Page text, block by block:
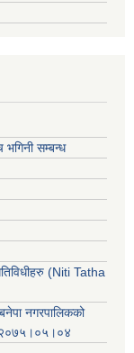
भगिनी सम्बन्ध
(Niti Tatha
नगरपालिकको